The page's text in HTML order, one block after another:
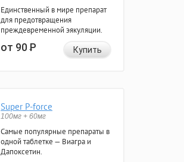
Единственный в мире препарат
для предотвращения
преждевременной эякуляции.
от 90Р Купить
Super P-force
100мг + 60мг
Самые популярные препараты в
одной таблетке — Виагра и
Дапоксетин.